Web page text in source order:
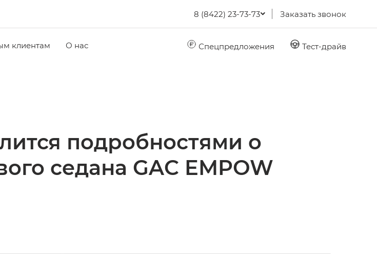
8 (8422) 23-73-73 Заказать звонок
клиентам О нас Спецпредложения Тест-драйв
подробностями о
седана GAC EMPOW